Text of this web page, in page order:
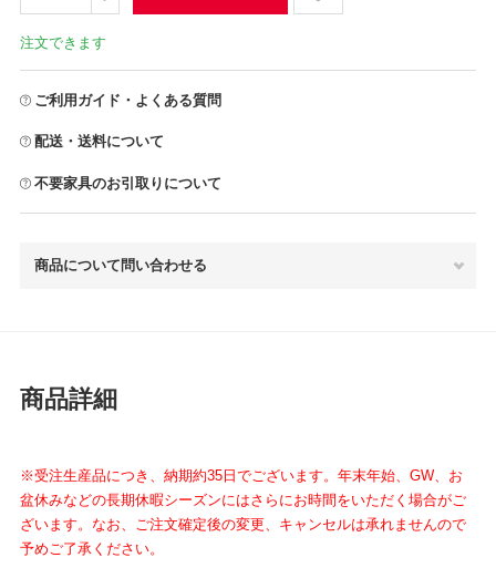
注文できます
ご利用ガイド・よくある質問
配送・送料について
不要家具のお引取りについて
商品について問い合わせる
商品詳細
※受注生産品につき、納期約35日でございます。年末年始、GW、お
盆休みなどの長期休暇シーズンにはさらにお時間をいただく場合がご
ざいます。なお、ご注文確定後の変更、キャンセルは承れませんので
予めご了承ください。